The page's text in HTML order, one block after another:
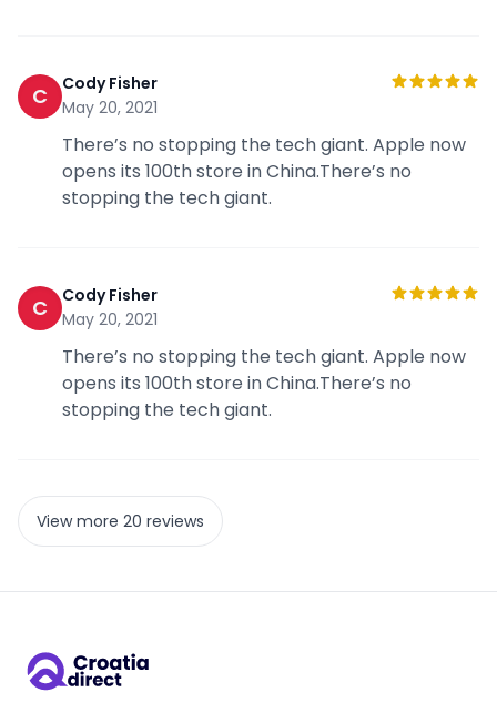
C
Cody Fisher
May 20, 2021
There’s no stopping the tech giant. Apple now
opens its 100th store in China.There’s no
stopping the tech giant.
C
Cody Fisher
May 20, 2021
There’s no stopping the tech giant. Apple now
opens its 100th store in China.There’s no
stopping the tech giant.
View more 20 reviews